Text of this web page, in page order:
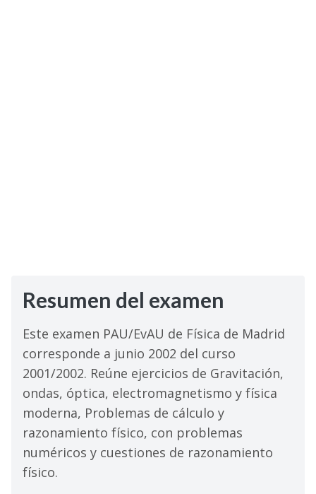
Resumen del examen
Este examen PAU/EvAU de Física de Madrid
corresponde a junio 2002 del curso
2001/2002. Reúne ejercicios de Gravitación,
ondas, óptica, electromagnetismo y física
moderna, Problemas de cálculo y
razonamiento físico, con problemas
numéricos y cuestiones de razonamiento
físico.